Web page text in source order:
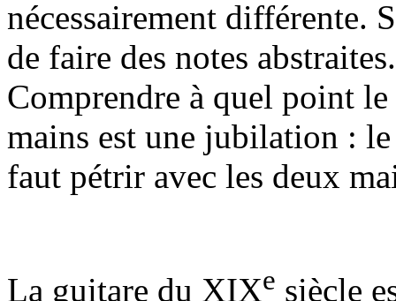
nécessairement différente.
de faire des notes
Comprendre à quel point
mains est une jubilation :
faut pétrir avec les deux
La guitare du XIXe siècle